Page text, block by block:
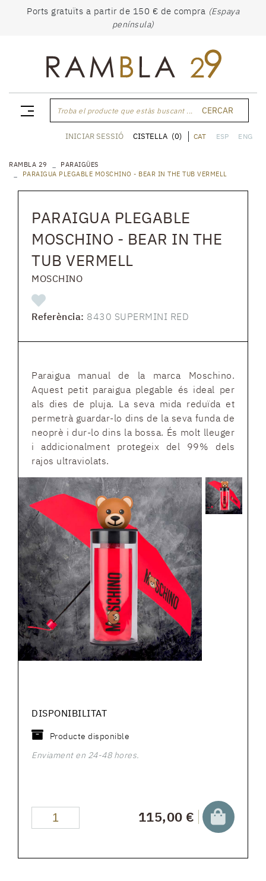
Ports gratuïts a partir de 150 € de compra (Espaya
península)
Troba el producte que estàs buscant ... CERCAR
CAT ESP ENG
INICIAR SESSIÓ CISTELLA (0)
RAMBLA 29
PARAIGÜES
PARAIGUA PLEGABLE MOSCHINO - BEAR IN THE TUB VERMELL
PARAIGUA PLEGABLE
MOSCHINO - BEAR IN THE
TUB VERMELL
MOSCHINO
Referència: 8430 SUPERMINI RED
Paraigua manual de la marca Moschino.
Aquest petit paraigua plegable és ideal per
als dies de pluja. La seva mida reduïda et
permetrà guardar-lo dins de la seva funda de
neoprè i dur-lo dins la bossa. És molt lleuger
i addicionalment protegeix del 99% dels
rajos ultraviolats.
DISPONIBILITAT
Producte disponible
Enviament en 24-48 hores.
115,00 €